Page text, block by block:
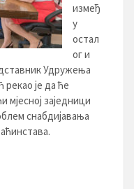
измеђ
у
остал
ог и
Удружења
је да ће
мјесној заједници
снабдијавања